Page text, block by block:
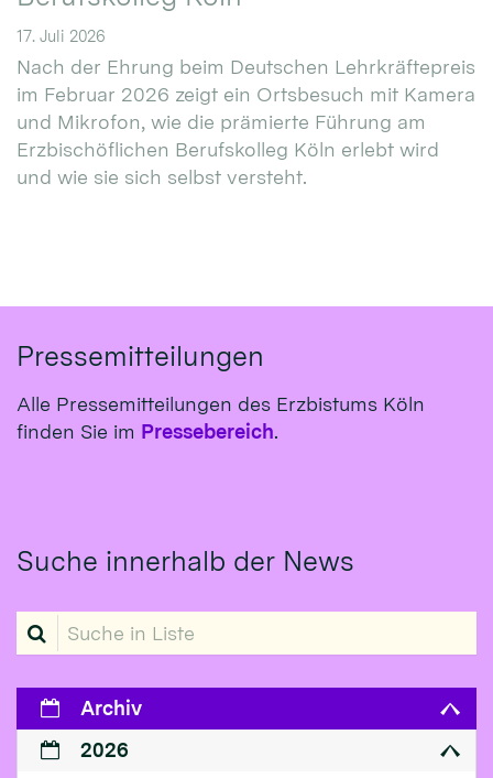
17. Juli 2026
Nach der Ehrung beim Deutschen Lehrkräftepreis
im Februar 2026 zeigt ein Ortsbesuch mit Kamera
und Mikrofon, wie die prämierte Führung am
Erzbischöflichen Berufskolleg Köln erlebt wird
und wie sie sich selbst versteht.
Pressemitteilungen
Alle Pressemitteilungen des Erzbistums Köln
finden Sie im Pressebereich.
Suche innerhalb der News
Suche in Liste
Archiv
2026